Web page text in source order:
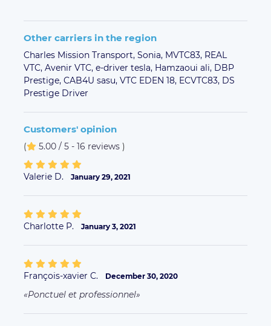
Other carriers in the region
Charles Mission Transport, Sonia, MVTC83, REAL
VTC, Avenir VTC, e-driver tesla, Hamzaoui ali, DBP
Prestige, CAB4U sasu, VTC EDEN 18, ECVTC83, DS
Prestige Driver
Customers' opinion
( 5.00 / 5 - 16 reviews )
Valerie D. January 29, 2021
Charlotte P. January 3, 2021
François-xavier C. December 30, 2020
Ponctuel et professionnel